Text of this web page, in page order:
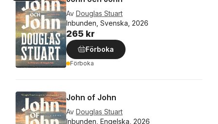
Av Douglas Stuart
Inbunden, Svenska, 2026
265 kr
Förboka
Förboka
John of John
Av Douglas Stuart
Inbunden, Engelska, 2026